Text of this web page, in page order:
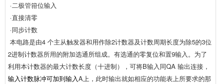
·二极管箝位输入
·直接清零
·同步计数
本电路是由4 个主从触发器和用作除2计数器及计数周期长度为除5的3位
2进制计数器所用的附加选通所组成。有选通的零复位和置9输入。为了
利用本计数器的最大计数长度（十进制），可将B输入同QA 输出连接，
输入计数脉冲可加到输入A上，此时输出就如相应的功能表上所要求的那